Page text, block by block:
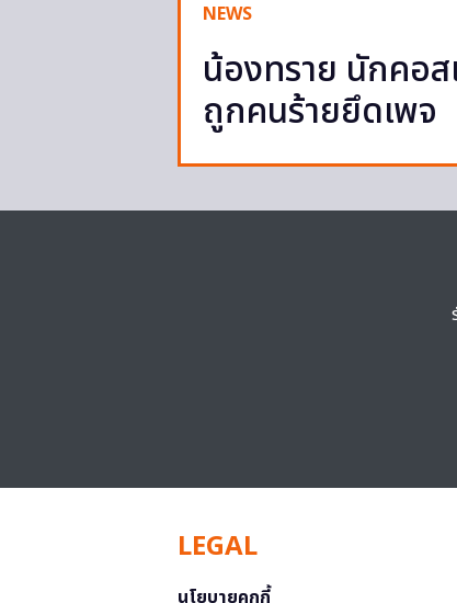
NEWS
น้องทราย นักคอ
ถูกคนร้ายยึดเพจ
LEGAL
นโยบายคุกกี้